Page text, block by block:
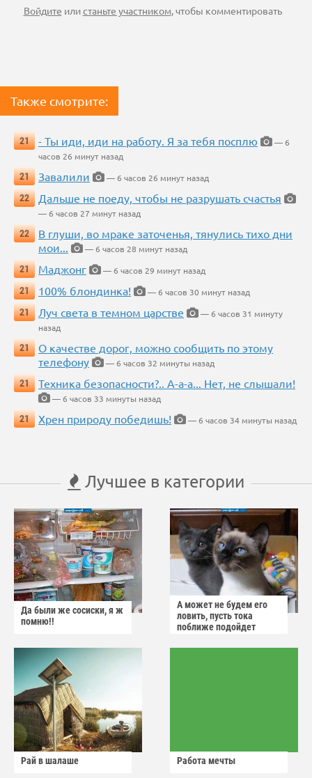
Войдите илистаньте участником, чтобы комментировать
Также смотрите:
21 - Ты иди, иди на работу. Я за тебя посплю
— 6
часов 26 минут назад
21
Завалили
— 6 часов 26 минут назад
22
Дальше не поеду, чтобы не разрушать счастья
— 6 часов 27 минут назад
22
В глуши, во мраке заточенья, тянулись тихо дни
мои...
— 6 часов 28 минут назад
21
Маджонг
— 6 часов 29 минут назад
21
100% блондинка!
— 6 часов 30 минут назад
21
Луч света в темном царстве
— 6 часов 31 минуту
назад
21
О качестве дорог, можно сообщить по этому
телефону
— 6 часов 32 минуты назад
21
Техника безопасности?.. А-а-а... Нет, не слышали!
— 6 часов 33 минуты назад
21
Хрен природу победишь! — 6 часов 34 минуты назад
Лучшее в категории
Да были же сосиски, я ж
помню!!
А может не будем его
ловить, пусть тока
поближе подойдет
Рай в шалаше Работа мечты